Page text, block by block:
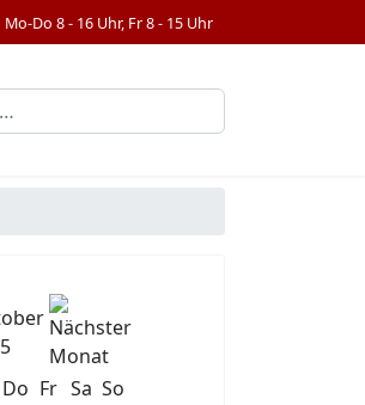
Mo-Do 8 - 16 Uhr, Fr 8 - 15 Uhr
Do Fr Sa So